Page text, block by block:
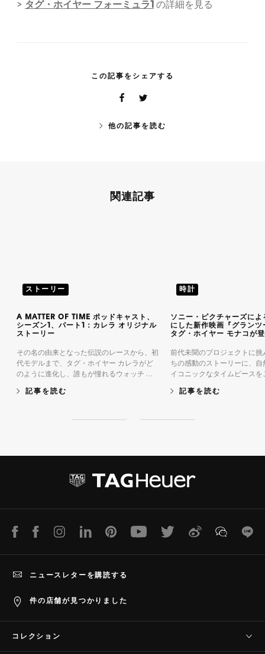
> タグ・ホイヤー フォーミュラ1 の詳細を見る
この記事をシェアする
他の記事を読む
関連記事
A MATTER OF TIME ポッドキャスト、
シーズン1、パート1：カレラ オリジナル
ストーリー
その名の由来となった伝説のレースから、初
代モデルまで、タグ・ホイヤー カレラがど
のように進化し、誰もが憧れるウォッチ コ
グ・ホイヤーが贈る新しいポッドキャストシ
記事を読む
ストーリー
ソニー・ピクチャーズによ
にした新作映画『グランツ
タグ・ホイヤー モナコが
前代未聞のプロジェクトに
ちの感動のストーリーに、
イコニックなタイムピース
記事を読む
時計
d
1
d
2
LINE Facebook InstagramLinkedInPinterest YoutubeTwitter Weibo WeChat
件の店舗が見つかりました
ニュースレターを購読する
コレクション